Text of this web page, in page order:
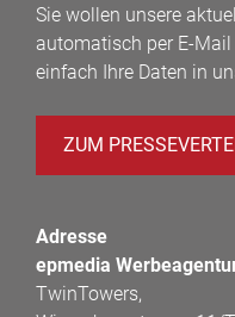
Sie wollen unsere
automatisch per E-Mail
einfach Ihre Daten in
ZUM
Adresse
epmedia
TwinTowers,